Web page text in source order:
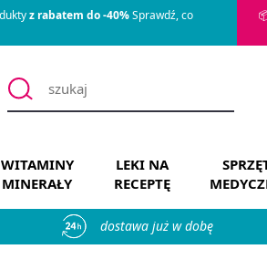
z rabatem do -40%Sprawdź, co
WITAMINY
MINERAŁY
LEKI NA
RECEPTĘ
dostawa już w dobę